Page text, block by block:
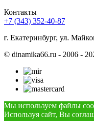
Контакты
+7 (343) 352-40-87
г. Екатеринбург, ул.
© dinamika66.ru - 2006 -
Мы используем файлы
Используя сайт, Вы